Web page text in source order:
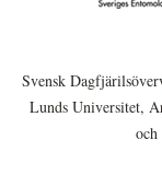
Svensk
Lunds Universitet,